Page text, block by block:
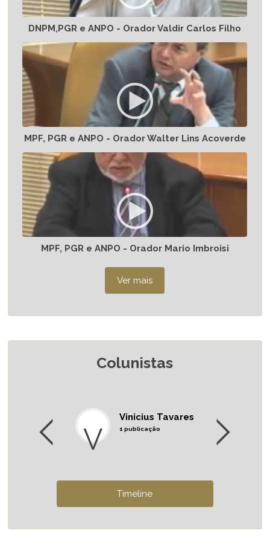
DNPM,PGR e ANPO - Orador Valdir Carlos Filho
MPF, PGR e ANPO - Orador Walter Lins Acoverde
MPF, PGR e ANPO - Orador Mario Imbroisi
Colunistas